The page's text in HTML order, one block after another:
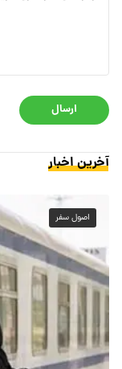
ارسال
آخرین اخبار
اصول سفر